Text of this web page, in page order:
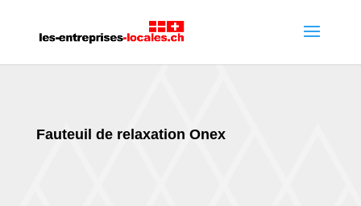
Fauteuil de relaxation Onex